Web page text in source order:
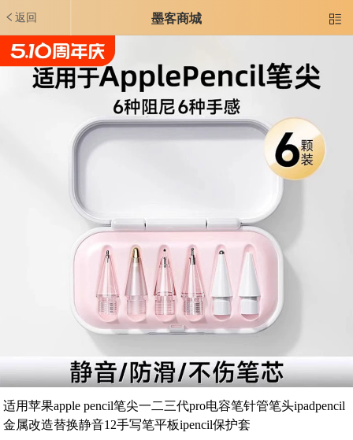
返回 墨客商城 
适用苹果apple pencil笔尖一二三代pro电容笔针管笔头ipadpencil
金属改造替换静音12手写笔平板ipencil保护套